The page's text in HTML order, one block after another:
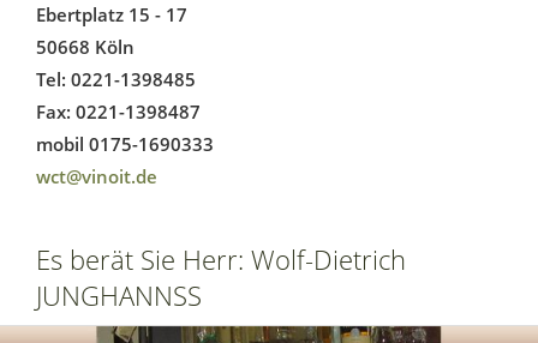
Ebertplatz 15 - 17
50668 Köln
Tel: 0221-1398485
Fax: 0221-1398487
mobil 0175-1690333
wct@vinoit.de
Es berät Sie Herr: Wolf-Dietrich
JUNGHANNSS